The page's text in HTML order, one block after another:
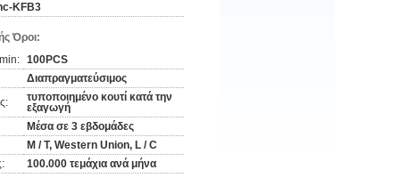
KFB3
Όροι:
100PCS
Διαπραγματεύσιμος
τυποποιημένο κουτί κατά την
εξαγωγή
Μέσα σε 3 εβδομάδες
Μ / Τ, Western Union, L / C
100.000 τεμάχια ανά μήνα